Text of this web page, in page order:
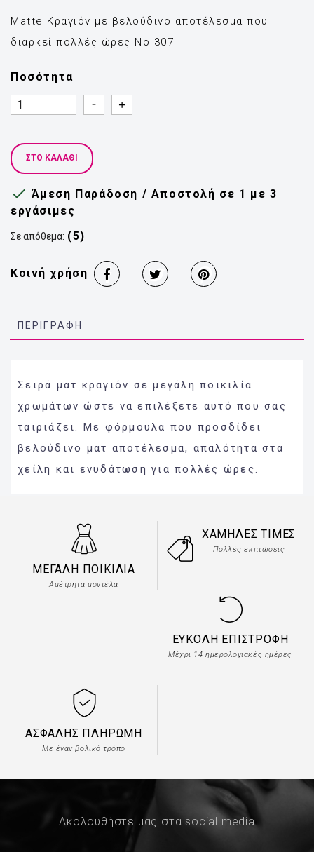
Matte Κραγιόν με βελούδινο αποτέλεσμα που
διαρκεί πολλές ώρες Νο 307
Ποσότητα
Quantity
Quantity
ΣΤΟ ΚΑΛΆΘΙ
 Άμεση Παράδοση / Αποστολή σε 1 με 3
εργάσιμες
Σε απόθεμα: (5)
Κοινή χρήση
ΠΕΡΙΓΡΑΦΉ
Σειρά ματ κραγιόν σε μεγάλη ποικιλία
χρωμάτων ώστε να επιλέξετε αυτό που σας
ταιριάζει. Με φόρμουλα που προσδίδει
βελούδινο ματ αποτέλεσμα, απαλότητα στα
χείλη και ενυδάτωση για πολλές ώρες.
ΜΕΓΆΛΗ ΠΟΙΚΙΛΊΑ
Αμέτρητα μοντέλα
ΧΑΜΗΛΈΣ ΤΙΜΈΣ
Πολλές εκπτώσεις
ΕΎΚΟΛΗ ΕΠΙΣΤΡΟΦΉ
Μέχρι 14 ημερολογιακές ημέρες
ΑΣΦΑΛΉΣ ΠΛΗΡΩΜΉ
Με έναν βολικό τρόπο
Ακολουθήστε μας στα social media